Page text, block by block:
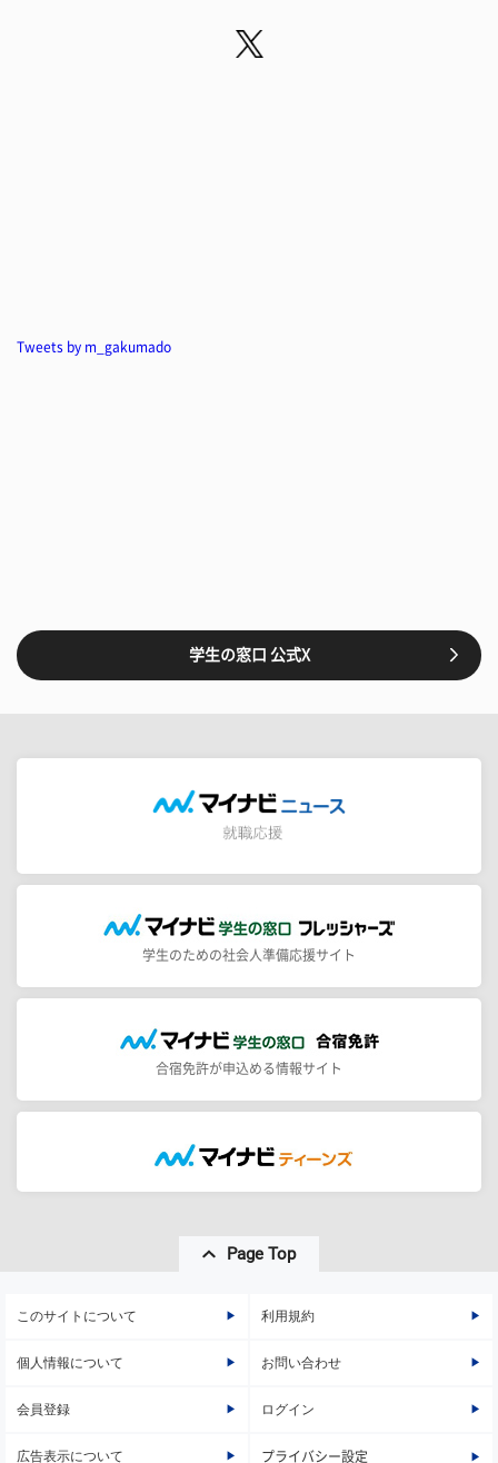
Tweets by m_gakumado
学生の窓口 公式X
学生のための社会人準備応援サイト
合宿免許が申込める情報サイト
Page Top
このサイトについて 利用規約
個人情報について お問い合わせ
会員登録 ログイン
広告表示について プライバシー設定